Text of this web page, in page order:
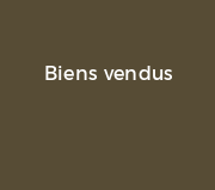
Biens vendus